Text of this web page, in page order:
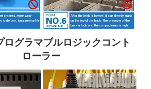
ログラマブルロジックコント
ローラー